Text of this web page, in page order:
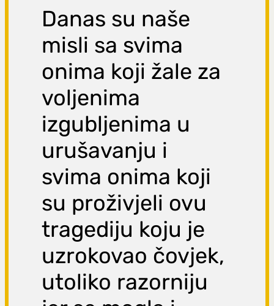
Danas su naše
misli sa svima
onima koji žale za
voljenima
izgubljenima u
urušavanju i
svima onima koji
su proživjeli ovu
tragediju koju je
uzrokovao čovjek,
utoliko razorniju